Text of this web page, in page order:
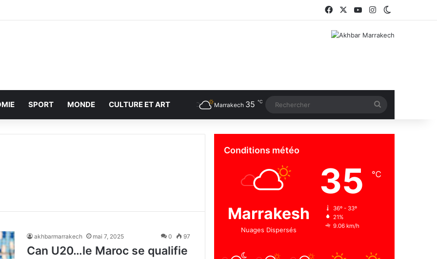
Facebook YouTubeInstagram
SPORT MONDE CULTURE ET ART Marrakech 35 ℃
akhbarmarrakech mai 7, 2025 0 97
Can U20…le Maroc se qualifie
Conditions météo
Marrakesh
Nuages Dispersés
35 ℃
36º - 33º
21%
9.06 km/h